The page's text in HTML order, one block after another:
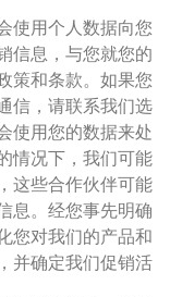
使用个人数据向您
信息，与您就您的
策和条款。如果您
信，请联系我们选
使用您的数据来处
情况下，我们可能
这些合作伙伴可能
息。经您事先明确
您对我们的产品和
并确定我们促销活